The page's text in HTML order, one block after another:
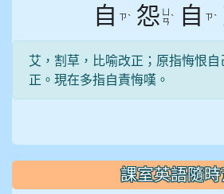
自 ㄗ ˋ 怨 ㄢ ˋ 自 ㄗ ˋ
艾，割草，比喻改正；原指悔恨
正。現在多指自責悔嘆。
課室英語隨時